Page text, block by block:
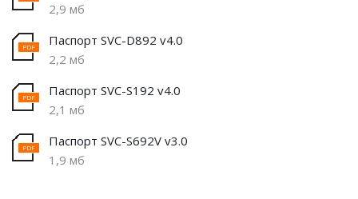
2,9 мб
Паспорт SVC-D892 v4.0
2,2 мб
Паспорт SVC-S192 v4.0
2,1 мб
Паспорт SVC-S692V v3.0
1,9 мб